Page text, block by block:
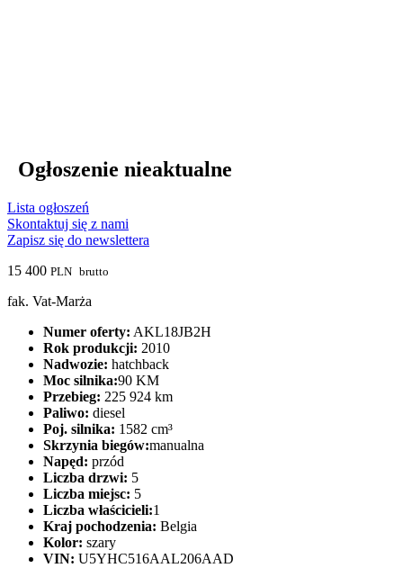
Ogłoszenie nieaktualne
Lista ogłoszeń
Skontaktuj się z nami
Zapisz się do newslettera
15 400 PLN brutto
fak. Vat-Marża
Numer oferty: AKL18JB2H
Rok produkcji: 2010
Nadwozie: hatchback
Moc silnika:90 KM
Przebieg: 225 924 km
Paliwo: diesel
Poj. silnika: 1582 cm³
Skrzynia biegów:manualna
Napęd: przód
Liczba drzwi: 5
Liczba miejsc: 5
Liczba właścicieli:1
Kraj pochodzenia: Belgia
Kolor: szary
VIN: U5YHC516AAL206AAD